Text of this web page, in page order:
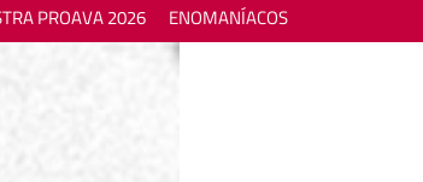
PROAVA 2026 ENOMANÍACOS